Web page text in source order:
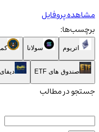
مشاهده پروفایل
برچسب‌ها:
اتریوم سولانا
صندوق های ETF دیفای
جستجو در مطالب